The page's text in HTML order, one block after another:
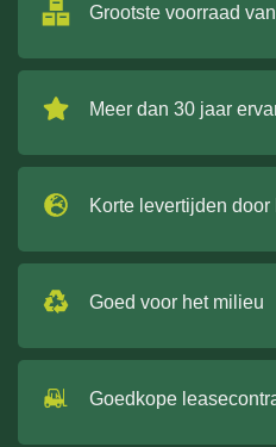
Grootste voorraad
Meer dan 30 jaar
Korte levertijden door
Goed voor het milieu
Goedkope